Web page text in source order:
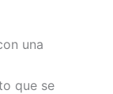
una
que se